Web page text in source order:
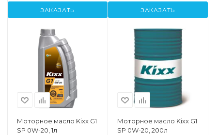
ЗАКАЗАТЬ ЗАКАЗАТЬ
Моторное масло Kixx G1
SP 0W-20, 1л
Моторное масло Kixx G1
SP 0W-20, 200л